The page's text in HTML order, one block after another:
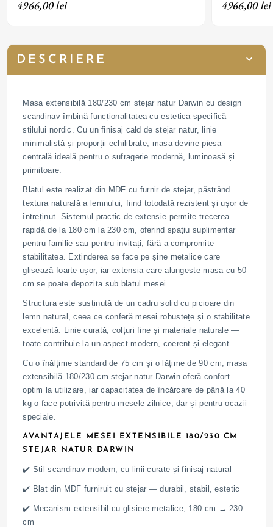
4966,00 lei 4966,00 lei
DESCRIERE
Masa extensibilă 180/230 cm stejar natur Darwin cu design
scandinav îmbină funcționalitatea cu estetica specifică
stilului nordic. Cu un finisaj cald de stejar natur, linie
minimalistă și proporții echilibrate, masa devine piesa
centrală ideală pentru o sufragerie modernă, luminoasă și
primitoare.
Blatul este realizat din MDF cu furnir de stejar, păstrând
textura naturală a lemnului, fiind totodată rezistent și ușor de
întreținut. Sistemul practic de extensie permite trecerea
rapidă de la 180 cm la 230 cm, oferind spațiu suplimentar
pentru familie sau pentru invitați, fără a compromite
stabilitatea. Extinderea se face pe șine metalice care
glisează foarte ușor, iar extensia care alungeste masa cu 50
cm se poate depozita sub blatul mesei.
Structura este susținută de un cadru solid cu picioare din
lemn natural, ceea ce conferă mesei robustețe și o stabilitate
excelentă. Linie curată, colțuri fine și materiale naturale —
toate contribuie la un aspect modern, coerent și elegant.
Cu o înălțime standard de 75 cm și o lățime de 90 cm, masa
extensibilă 180/230 cm stejar natur Darwin oferă confort
optim la utilizare, iar capacitatea de încărcare de până la 40
kg o face potrivită pentru mesele zilnice, dar și pentru ocazii
speciale.
AVANTAJELE MESEI EXTENSIBILE 180/230 CM
STEJAR NATUR DARWIN
✔️ Stil scandinav modern, cu linii curate și finisaj natural
✔️ Blat din MDF furniruit cu stejar — durabil, stabil, estetic
✔️ Mecanism extensibil cu glisiere metalice; 180 cm → 230
cm